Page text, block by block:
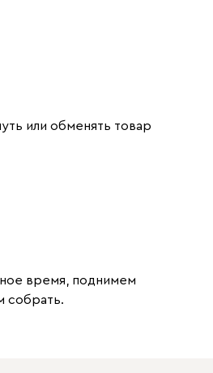
или обменять товар
время, поднимем
собрать.